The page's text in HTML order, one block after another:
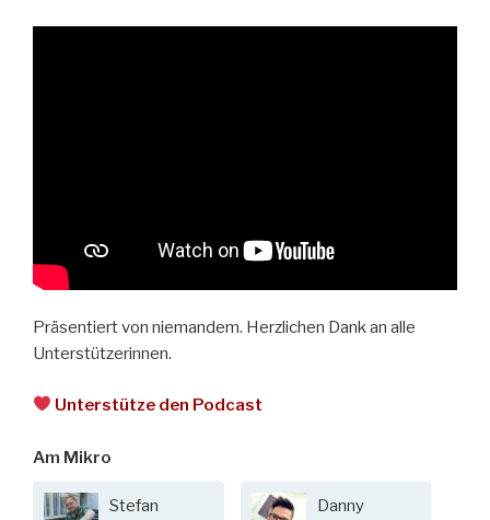
Präsentiert von niemandem. Herzlichen Dank an alle
Unterstützerinnen.
Unterstütze den Podcast
Am Mikro
Stefan Danny